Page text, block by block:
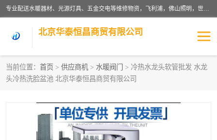
专业配送水暖器材、光源灯具、五金交电等维修物资，飞利浦，佛山照明，世达，博世，九牧，特陶等各产品涉及国内外知名品牌。公司专注与物业、学校、酒店、工厂等单位合作，提供一站式配送服务，降低客户综合成本。依托电子商务改变传统模式，以专业的团队为客户提供24H物资配送到达，货到月结、统一开票，便捷退换等服务，提高了企业的运营效率。
北京华泰恒昌商贸有限公司
当前位置： 首页 > 供应商机 > 水暖阀门
> 冷热水龙头软管批发 水龙
头冷热洗脸盆池 北京华泰恒昌商贸有限公司
水暖阀门 电料灯饰
涂料辅材